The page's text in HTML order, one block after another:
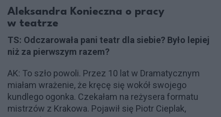
Aleksandra Konieczna o pracy
w teatrze
TS: Odczarowała pani teatr dla siebie? Było lepiej
niż za pierwszym razem?
AK: To szło powoli. Przez 10 lat w Dramatycznym
miałam wrażenie, że kręcę się wokół swojego
kundlego ogonka. Czekałam na reżysera formatu
mistrzów z Krakowa. Pojawił się Piotr Cieplak,